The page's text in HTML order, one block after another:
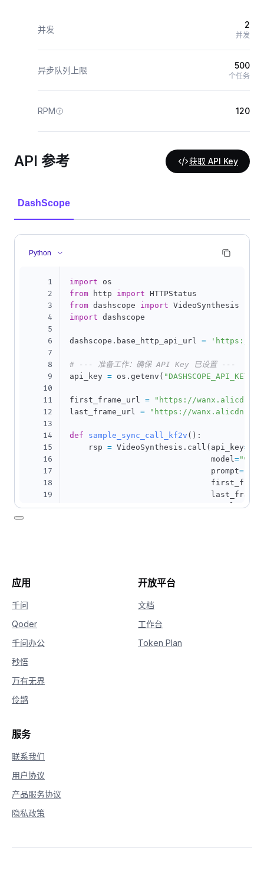
并发 2
并发
异步队列上限 500
个任务
RPM 120
API 参考 获取 API Key
DashScope
Python
1
2
3
4
5
6
7
8
9
10
11
12
13
14
15
16
17
18
19
20
import
from http import
from dashscope import
import dashscope
dashscope . base_http_api_url = 'https://
# --- 准备工作：确保 API Key 已设置 ---
api_key = os . getenv ( "DASHSCOPE_API_KEY"
first_frame_url =
"https://
last_frame_url = "https://
def sample_sync_call_kf2v ( ) :
    rsp
= VideoSynthesis . call ( api_key=
                              model
=
                              prompt
=
                              resolution
'Failed, status_code: %s,
(rsp. status_code
'__main__'
应用
千问
Qoder
千问办公
秒悟
万有无界
伶鹊
开放平台
文档
工作台
Token Plan
服务
联系我们
用户协议
产品服务协议
隐私政策